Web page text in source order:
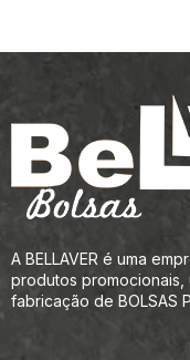
A BELLAVER é uma
produtos promocionais,
fabricação de BOLSAS